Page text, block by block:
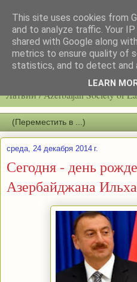
Latvijas azerbaidžāņu biedrību /
Латвии / Azerbaijan Society of
среда, 24 декабря 2014 г.
Сегодня - день
Азербайджана
This site uses cookies from
and to analyze traffic. Your
shared with Google along
metrics to ensure quality of
statistics, and to detect and
LEARN